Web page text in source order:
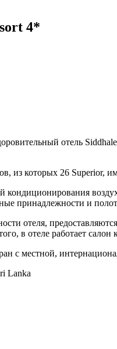
4*
отель
из которых 26 Superior,
принадлежности и
отеля,
в отеле работает
с местной,
Lanka